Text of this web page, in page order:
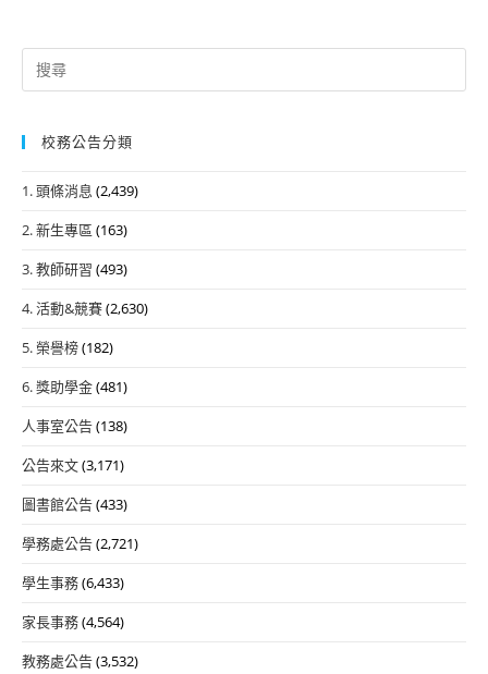
Search
for:
校務公告分類
1. 頭條消息 (2,439)
2. 新生專區 (163)
3. 教師研習 (493)
4. 活動&競賽(2,630)
5. 榮譽榜(182)
6. 獎助學金(481)
人事室公告(138)
公告來文(3,171)
圖書館公告(433)
學務處公告(2,721)
學生事務(6,433)
家長事務(4,564)
教務處公告(3,532)